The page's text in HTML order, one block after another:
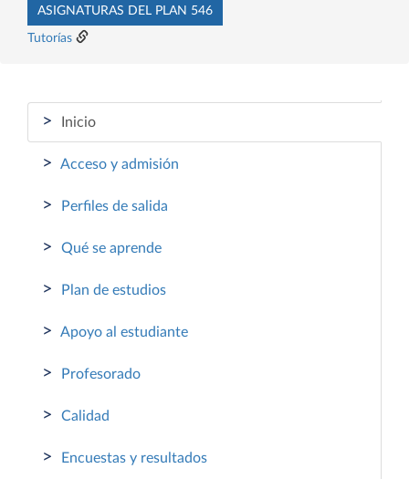
ASIGNATURAS DEL PLAN 546
Tutorías
> Inicio
> Acceso y admisión
> Perfiles de salida
> Qué se aprende
> Plan de estudios
> Apoyo al estudiante
> Profesorado
> Calidad
> Encuestas y resultados